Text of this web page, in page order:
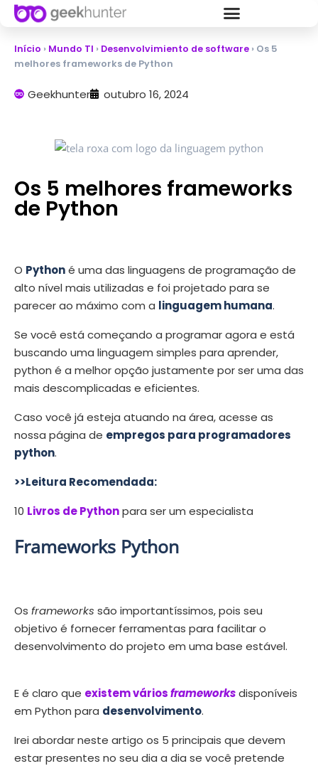
Início › Mundo TI › Desenvolvimiento de software › Os 5
melhores frameworks de Python
Geekhunter outubro 16, 2024
Os 5 melhores frameworks
de Python
O Pythoné uma das linguagens de programação de
alto nível mais utilizadas e foi projetado para se
parecer ao máximo com a linguagem humana.
Se você está começando a programar agora e está
buscando uma linguagem simples para aprender,
python é a melhor opção justamente por ser uma das
mais descomplicadas e eficientes.
Caso você já esteja atuando na área, acesse as
nossa página de empregos para programadores
python.
>>Leitura Recomendada:
10 Livros de Pythonpara ser um especialista
Frameworks Python
Os frameworks são importantíssimos, pois seu
objetivo é fornecer ferramentas para facilitar o
desenvolvimento do projeto em uma base estável.
E é claro que existem váriosframeworksdisponíveis
em Python para desenvolvimento.
Irei abordar neste artigo os 5 principais que devem
estar presentes no seu dia a dia se você pretende